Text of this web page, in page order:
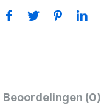
Beoordelingen (0)